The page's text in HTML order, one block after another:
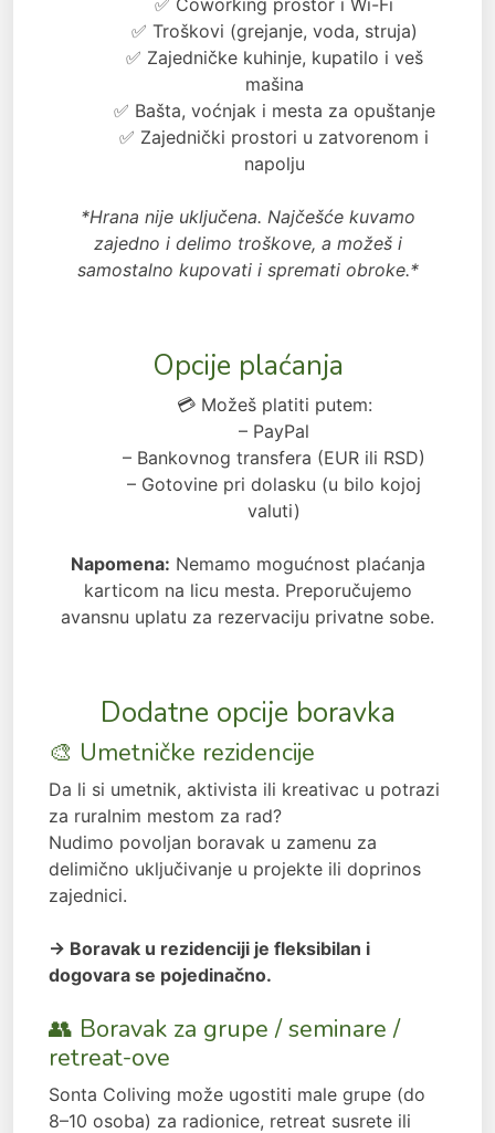
✅ Troškovi (grejanje, voda, struja)
✅ Zajedničke kuhinje, kupatilo i veš
mašina
✅ Bašta, voćnjak i mesta za opuštanje
✅ Zajednički prostori u zatvorenom i
napolju
*Hrana nije uključena. Najčešće kuvamo
zajedno i delimo troškove, a možeš i
samostalno kupovati i spremati obroke.*
Opcije plaćanja
💳 Možeš platiti putem:
– PayPal
– Bankovnog transfera (EUR ili RSD)
– Gotovine pri dolasku (u bilo kojoj
valuti)
Napomena: Nemamo mogućnost plaćanja
karticom na licu mesta. Preporučujemo
avansnu uplatu za rezervaciju privatne sobe.
Dodatne opcije boravka
🎨 Umetničke rezidencije
Da li si umetnik, aktivista ili kreativac u potrazi
za ruralnim mestom za rad?
Nudimo povoljan boravak u zamenu za
delimično uključivanje u projekte ili doprinos
zajednici.
→ Boravak u rezidenciji je fleksibilan i
dogovara se pojedinačno.
👥 Boravak za grupe / seminare /
retreat-ove
Sonta Coliving može ugostiti male grupe (do
8–10 osoba) za radionice, retreat susrete ili